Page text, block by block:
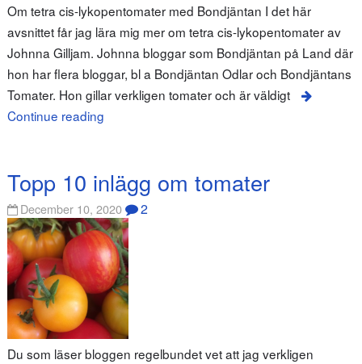
Om tetra cis-lykopentomater med Bondjäntan I det här
avsnittet får jag lära mig mer om tetra cis-lykopentomater av
Johnna Gilljam. Johnna bloggar som Bondjäntan på Land där
hon har flera bloggar, bl a Bondjäntan Odlar och Bondjäntans
Tomater. Hon gillar verkligen tomater och är väldigt
Continue reading
Topp 10 inlägg om tomater
December 10, 2020 2
Du som läser bloggen regelbundet vet att jag verkligen